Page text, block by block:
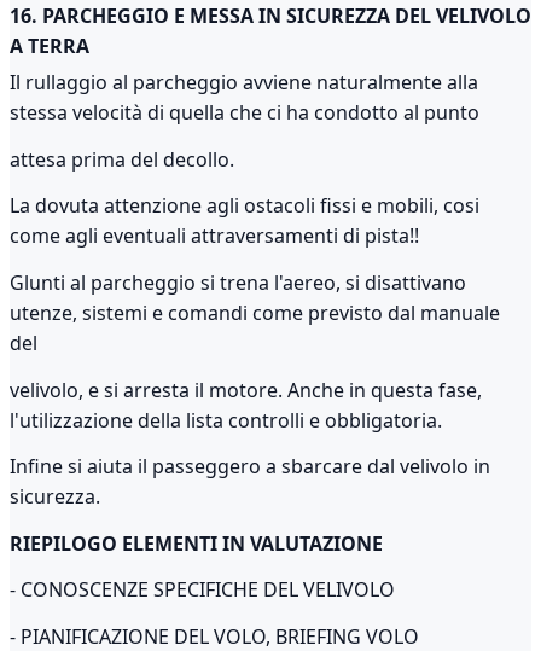
16. PARCHEGGIO E MESSA IN SICUREZZA DEL VELIVOLO
A TERRA
Il rullaggio al parcheggio avviene naturalmente alla
stessa velocità di quella che ci ha condotto al punto
attesa prima del decollo.
La dovuta attenzione agli ostacoli fissi e mobili, cosi
come agli eventuali attraversamenti di pista!!
Glunti al parcheggio si trena l'aereo, si disattivano
utenze, sistemi e comandi come previsto dal manuale
del
velivolo, e si arresta il motore. Anche in questa fase,
l'utilizzazione della lista controlli e obbligatoria.
Infine si aiuta il passeggero a sbarcare dal velivolo in
sicurezza.
RIEPILOGO ELEMENTI IN VALUTAZIONE
- CONOSCENZE SPECIFICHE DEL VELIVOLO
- PIANIFICAZIONE DEL VOLO, BRIEFING VOLO